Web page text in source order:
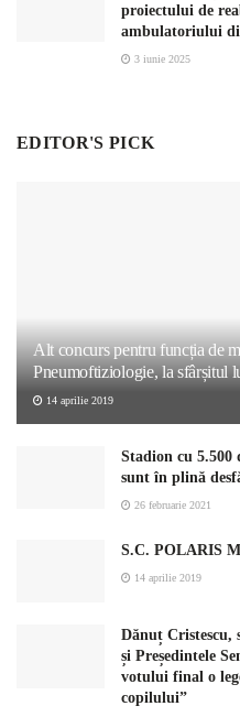
proiectului de
ambulatoriului
3 iunie 2025
EDITOR'S PICK
Alt concurs pentru funcția de
Pneumoftiziologie, la sfârșitul
14 aprilie 2019
Stadion cu
sunt în plină
26 februarie 2021
S.C. POLARIS
14 aprilie 2019
Dănuț Cristescu,
și Președintele
votului final o
copilului”